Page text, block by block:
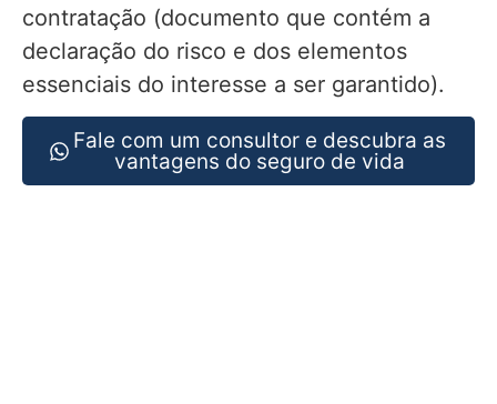
contratação (documento que contém a
declaração do risco e dos elementos
essenciais do interesse a ser garantido).
Fale com um consultor e descubra as
vantagens do seguro de vida